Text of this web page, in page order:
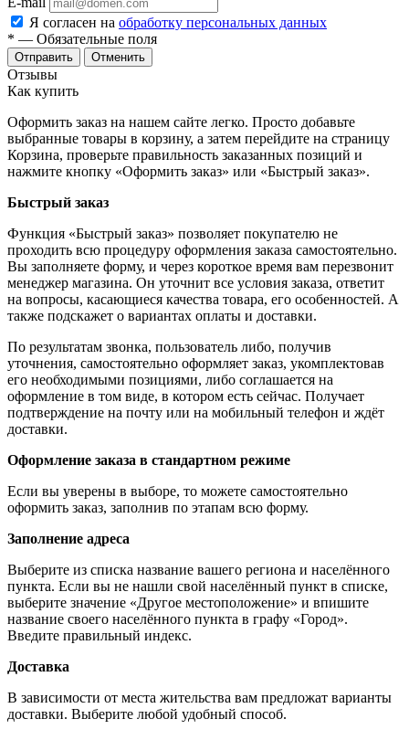
Я согласен на обработку персональных данных
* — Обязательные поля
Отменить
Отзывы
Как купить
Оформить заказ на нашем сайте легко. Просто добавьте
выбранные товары в корзину, а затем перейдите на страницу
Корзина, проверьте правильность заказанных позиций и
нажмите кнопку «Оформить заказ» или «Быстрый заказ».
Быстрый заказ
Функция «Быстрый заказ» позволяет покупателю не
проходить всю процедуру оформления заказа самостоятельно.
Вы заполняете форму, и через короткое время вам перезвонит
менеджер магазина. Он уточнит все условия заказа, ответит
на вопросы, касающиеся качества товара, его особенностей. А
также подскажет о вариантах оплаты и доставки.
По результатам звонка, пользователь либо, получив
уточнения, самостоятельно оформляет заказ, укомплектовав
его необходимыми позициями, либо соглашается на
оформление в том виде, в котором есть сейчас. Получает
подтверждение на почту или на мобильный телефон и ждёт
доставки.
Оформление заказа в стандартном режиме
Если вы уверены в выборе, то можете самостоятельно
оформить заказ, заполнив по этапам всю форму.
Заполнение адреса
Выберите из списка название вашего региона и населённого
пункта. Если вы не нашли свой населённый пункт в списке,
выберите значение «Другое местоположение» и впишите
название своего населённого пункта в графу «Город».
Введите правильный индекс.
Доставка
В зависимости от места жительства вам предложат варианты
доставки. Выберите любой удобный способ.